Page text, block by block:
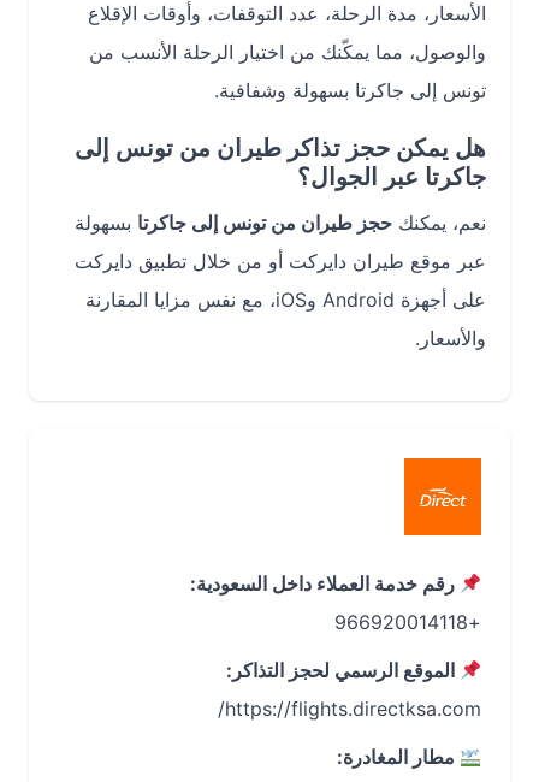
الأسعار، مدة الرحلة، عدد التوقفات، وأوقات الإقلاع
والوصول، مما يمكّنك من اختيار الرحلة الأنسب من
تونس إلى جاكرتا بسهولة وشفافية.
هل يمكن حجز تذاكر طيران من تونس إلى
جاكرتا عبر الجوال؟
نعم، يمكنكحجز طيران من تونس إلى جاكرتابسهولة
عبر موقع طيران دايركت أو من خلال تطبيق دايركت
على أجهزة Android وiOS، مع نفس مزايا المقارنة
والأسعار.
رقم خدمة العملاء داخل السعودية:
الموقع الرسمي لحجز التذاكر:
https://flights.directksa.com/
مطار المغادرة: